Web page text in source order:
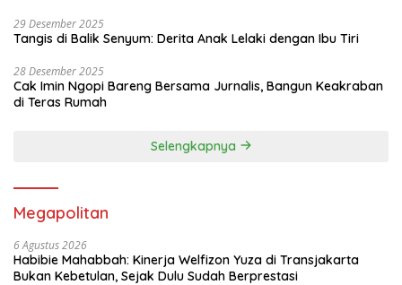
29 Desember 2025
Tangis di Balik Senyum: Derita Anak Lelaki dengan Ibu Tiri
28 Desember 2025
Cak Imin Ngopi Bareng Bersama Jurnalis, Bangun Keakraban
di Teras Rumah
Selengkapnya
Megapolitan
6 Agustus 2026
Habibie Mahabbah: Kinerja Welfizon Yuza di Transjakarta
Bukan Kebetulan, Sejak Dulu Sudah Berprestasi